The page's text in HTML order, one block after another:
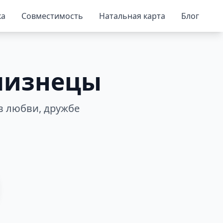
Совместимость Натальная карта Блог
любви, дружбе